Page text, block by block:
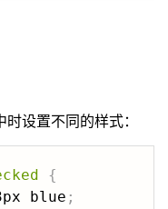
设置不同的样式：
{
blue ;